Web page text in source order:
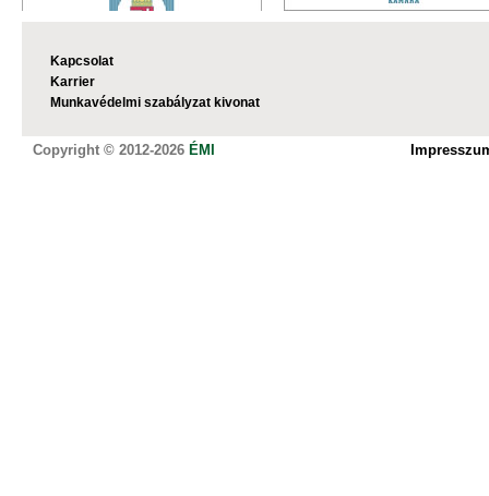
Kapcsolat
Karrier
Munkavédelmi szabályzat kivonat
Copyright © 2012-2026 ÉMI